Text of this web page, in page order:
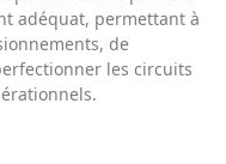
adéquat, permettant à
de
les circuits